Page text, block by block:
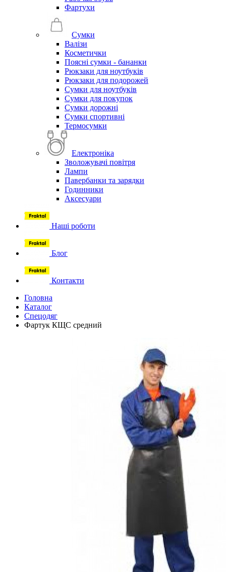
Фартухи
Сумки
Валізи
Косметички
Поясні сумки - бананки
Рюкзаки для ноутбуків
Рюкзаки для подорожей
Сумки для ноутбуків
Сумки для покупок
Сумки дорожні
Сумки спортивні
Термосумки
Електроніка
Зволожувачі повітря
Лампи
Павербанки та зарядки
Годинники
Аксесуари
Наші роботи
Блог
Контакти
Головна
Каталог
Спецодяг
Фартук КЩС средний